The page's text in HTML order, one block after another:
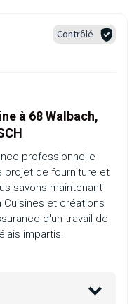
Contrôlé
à 68 Walbach,
professionnelle
projet de fourniture et
savons maintenant
Cuisines et créations
d'un travail de
impartis.